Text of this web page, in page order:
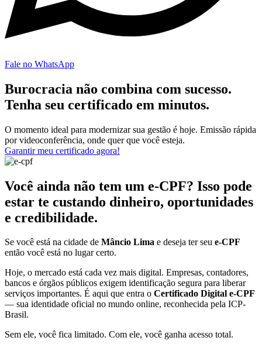
Fale no WhatsApp
Burocracia não combina com sucesso.
Tenha seu certificado em minutos.
O momento ideal para modernizar sua gestão é hoje. Emissão rápida
por videoconferência, onde quer que você esteja.
Garantir meu certificado agora!
Você ainda não tem um e-CPF? Isso pode
estar te custando dinheiro, oportunidades
e credibilidade.
Se você está na cidade de Mâncio Lima e deseja ter seu e-CPF
então você está no lugar certo.
Hoje, o mercado está cada vez mais digital. Empresas, contadores,
bancos e órgãos públicos exigem identificação segura para liberar
serviços importantes. É aqui que entra o Certificado Digital e-CPF
— sua identidade oficial no mundo online, reconhecida pela ICP-
Brasil.
Sem ele, você fica limitado. Com ele, você ganha acesso total.